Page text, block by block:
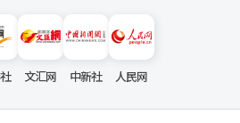
文汇网 中新社 人民网